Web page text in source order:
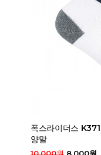
폭스라이더스
양말